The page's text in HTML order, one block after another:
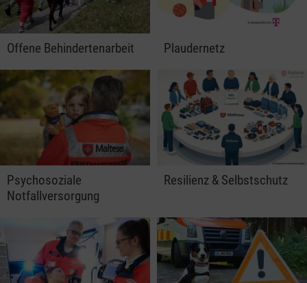
Offene Behindertenarbeit Plaudernetz
Psychosoziale
Notfallversorgung
Resilienz & Selbstschutz